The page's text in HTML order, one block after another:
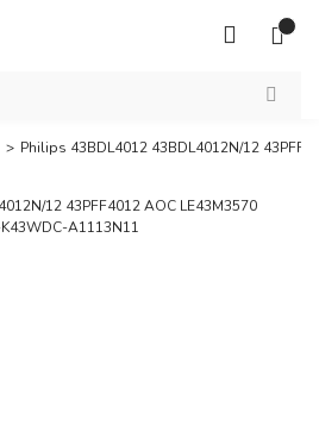
Philips 43BDL4012 43BDL4012N/12